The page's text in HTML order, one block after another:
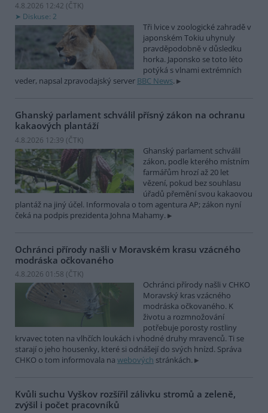
4.8.2026 12:42 (ČTK)
Diskuse: 2
Tři lvice v zoologické zahradě v
japonském Tokiu uhynuly
pravděpodobně v důsledku
horka. Japonsko se toto léto
potýká s vlnami extrémních
veder, napsal zpravodajský server BBC News.
Ghanský parlament schválil přísný zákon na ochranu
kakaových plantáží
4.8.2026 12:39 (ČTK)
Ghanský parlament schválil
zákon, podle kterého místním
farmářům hrozí až 20 let
vězení, pokud bez souhlasu
úřadů přemění svou kakaovou
plantáž na jiný účel. Informovala o tom agentura AP; zákon nyní
čeká na podpis prezidenta Johna Mahamy.
Ochránci přírody našli v Moravském krasu vzácného
modráska očkovaného
4.8.2026 01:58 (ČTK)
Ochránci přírody našli v CHKO
Moravský kras vzácného
modráska očkovaného. K
životu a rozmnožování
potřebuje porosty rostliny
krvavec toten na vlhčích loukách i vhodné druhy mravenců. Ti se
starají o jeho housenky, které si odnášejí do svých hnízd. Správa
CHKO o tom informovala na webových stránkách.
Kvůli suchu Vyškov rozšířil zálivku stromů a zeleně,
zvýšil i počet pracovníků